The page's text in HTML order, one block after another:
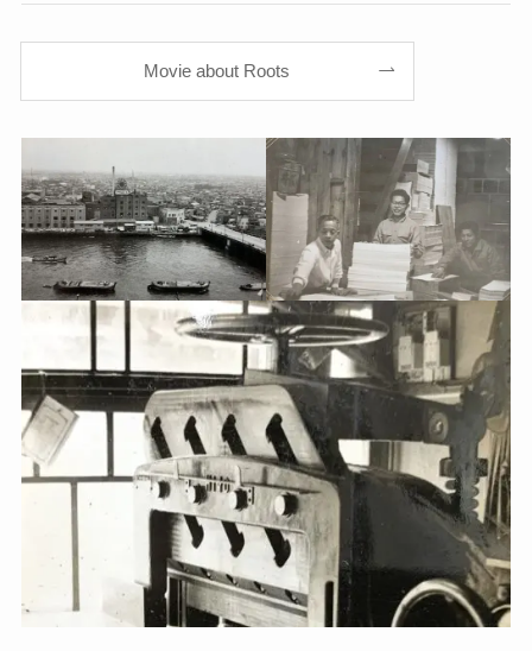
Movie about Roots